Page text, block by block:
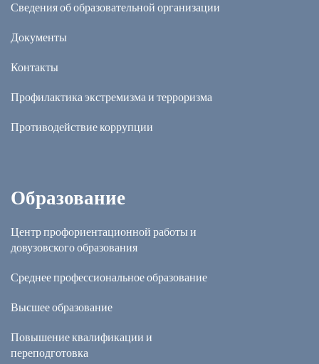
Сведения об образовательной организации
Документы
Контакты
Профилактика экстремизма и терроризма
Противодействие коррупции
Образование
Центр профориентационной работы и
довузовского образования
Среднее профессиональное образование
Высшее образование
Повышение квалификации и
переподготовка